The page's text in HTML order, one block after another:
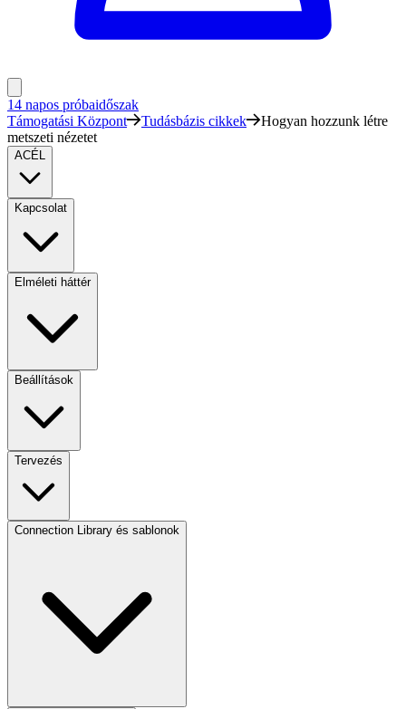
14 napos próbaidőszak
Támogatási Központ
Tudásbázis cikkek
Hogyan hozzunk létre
metszeti nézetet
ACÉL
Kapcsolat
Elméleti háttér
Beállítások
Tervezés
Connection Library és sablonok